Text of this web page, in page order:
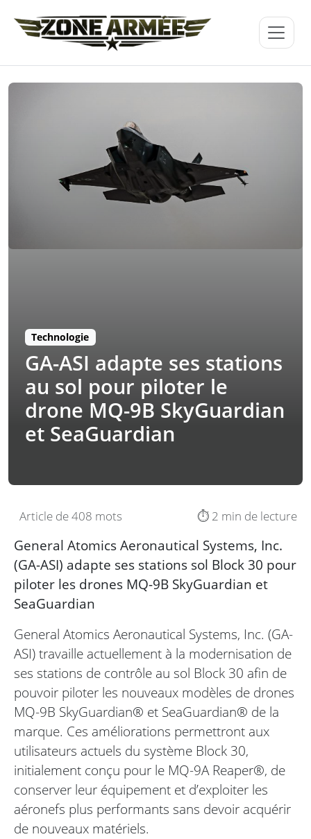
Technologie
GA-ASI adapte ses stations
au sol pour piloter le
drone MQ-9B SkyGuardian
et SeaGuardian
Article de 408 mots ⏱️ 2 min de lecture
General Atomics Aeronautical Systems, Inc.
(GA-ASI) adapte ses stations sol Block 30 pour
piloter les drones MQ-9B SkyGuardian et
SeaGuardian
General Atomics Aeronautical Systems, Inc. (GA-
ASI) travaille actuellement à la modernisation de
ses stations de contrôle au sol Block 30 afin de
pouvoir piloter les nouveaux modèles de drones
MQ-9B SkyGuardian® et SeaGuardian® de la
marque. Ces améliorations permettront aux
utilisateurs actuels du système Block 30,
initialement conçu pour le MQ-9A Reaper®, de
conserver leur équipement et d’exploiter les
aéronefs plus performants sans devoir acquérir
de nouveaux matériels.